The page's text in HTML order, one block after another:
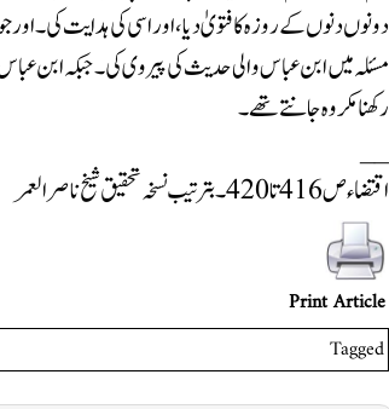
رکھنا مکروہ جانتے تھے۔
اقتضاء ص 416 تا 420۔ بترتیب نسخہ تحقیق شیخ ناصر العمر
Print Article
Tagged